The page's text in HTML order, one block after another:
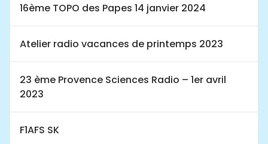
16ème TOPO des Papes 14 janvier 2024
Atelier radio vacances de printemps 2023
23 ème Provence Sciences Radio – 1er avril
2023
F1AFS SK